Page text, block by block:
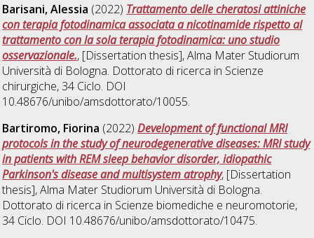
Barisani, Alessia (2022) Trattamento delle cheratosi attiniche
con terapia fotodinamica associata a nicotinamide rispetto al
trattamento con la sola terapia fotodinamica: uno studio
osservazionale., [Dissertation thesis], Alma Mater Studiorum
Università di Bologna. Dottorato di ricerca in Scienze
chirurgiche, 34 Ciclo. DOI
10.48676/unibo/amsdottorato/10055.
Bartiromo, Fiorina (2022)Development of functional MRI
protocols in the study of neurodegenerative diseases: MRI study
in patients with REM sleep behavior disorder, idiopathic
Parkinson's disease and multisystem atrophy, [Dissertation
thesis], Alma Mater Studiorum Università di Bologna.
Dottorato di ricerca in Scienze biomediche e neuromotorie,
34 Ciclo. DOI 10.48676/unibo/amsdottorato/10475.